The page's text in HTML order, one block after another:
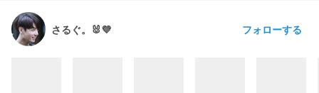
さるぐ。🐰💜 フォローする